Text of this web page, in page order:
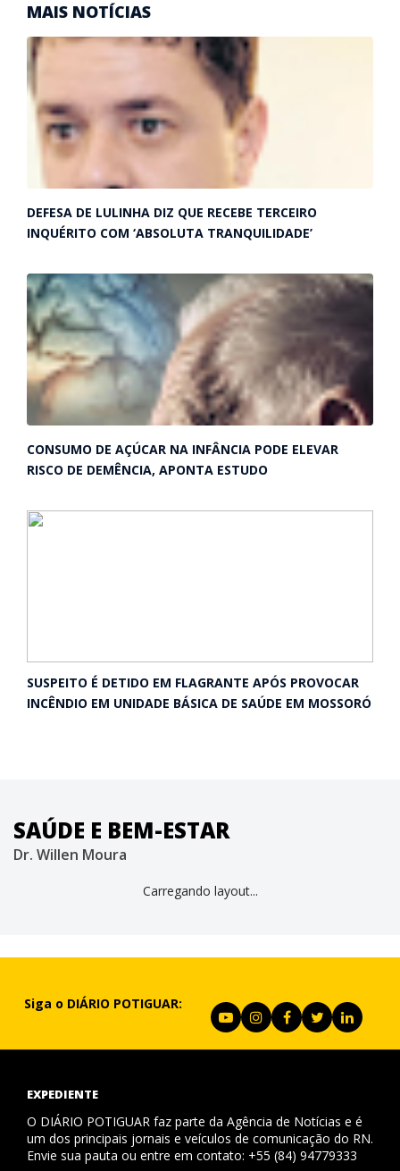
MAIS NOTÍCIAS
DEFESA DE LULINHA DIZ QUE RECEBE TERCEIRO
INQUÉRITO COM ‘ABSOLUTA TRANQUILIDADE’
CONSUMO DE AÇÚCAR NA INFÂNCIA PODE ELEVAR
RISCO DE DEMÊNCIA, APONTA ESTUDO
SUSPEITO É DETIDO EM FLAGRANTE APÓS PROVOCAR
INCÊNDIO EM UNIDADE BÁSICA DE SAÚDE EM MOSSORÓ
SAÚDE E BEM-ESTAR
Dr. Willen Moura
Carregando layout...
Siga o DIÁRIO POTIGUAR:
EXPEDIENTE
O DIÁRIO POTIGUAR faz parte da Agência de Notícias e é
um dos principais jornais e veículos de comunicação do RN.
Envie sua pauta ou entre em contato: +55 (84) 94779333